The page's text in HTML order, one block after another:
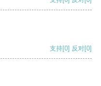
支持[0] 反对[0]